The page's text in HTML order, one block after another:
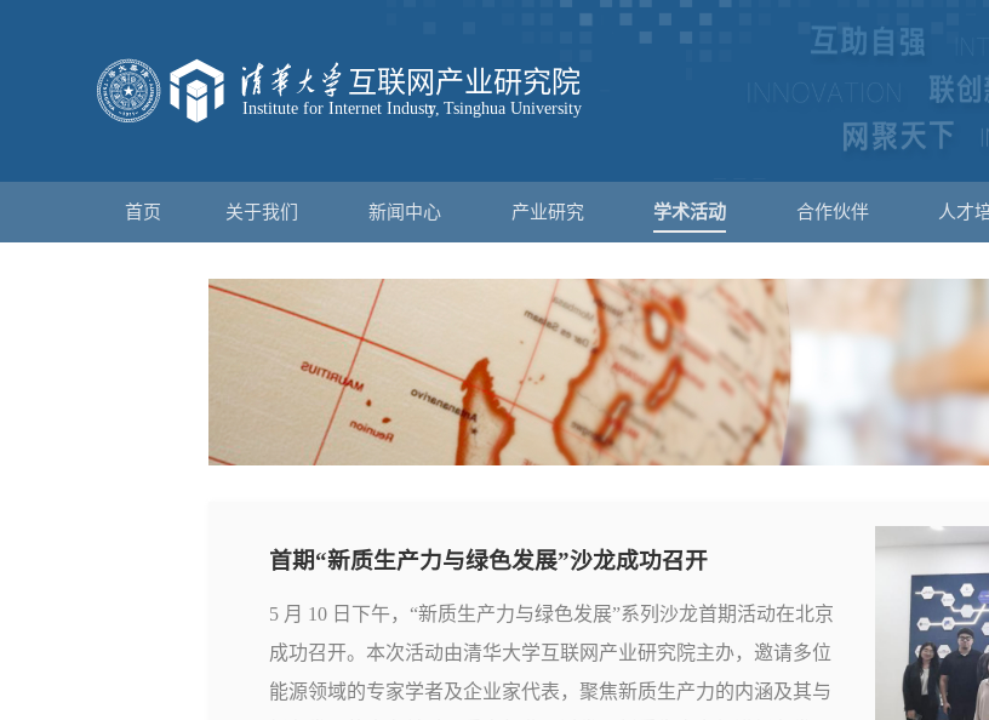
首页 关于我们 新闻中心 产业研究 学术活动 合作伙伴 人才
首期“新质生产力与绿色发展”沙龙成功召开
5 月 10 日下午，“新质生产力与绿色发展”系列沙龙首期活动在北京
成功召开。本次活动由清华大学互联网产业研究院主办，邀请多位
能源领域的专家学者及企业家代表，聚焦新质生产力的内涵及其与